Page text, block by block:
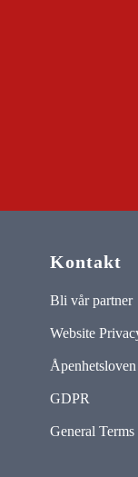
Kontakt
Bli vår partner
Website
Åpenhetsloven
GDPR
General